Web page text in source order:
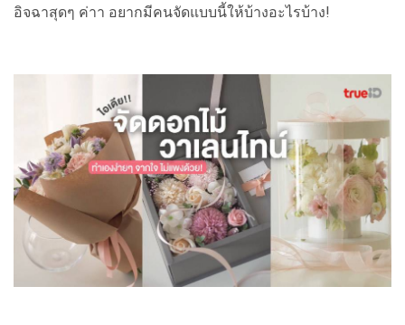
อิจฉาสุดๆ ค่าา อยากมีคนจัดแบบนี้ให้บ้างอะไรบ้าง!